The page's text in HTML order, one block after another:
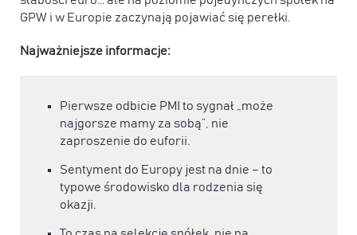
GPW i w Europie zaczynają pojawiać się perełki.
Najważniejsze informacje:
Pierwsze odbicie PMI to sygnał „może
najgorsze mamy za sobą”, nie
zaproszenie do euforii.
Sentyment do Europy jest na dnie – to
typowe środowisko dla rodzenia się
okazji.